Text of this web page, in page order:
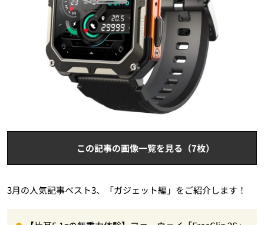
この記事の画像一覧を見る（7枚）
3月の人気記事ベスト3、「ガジェット編」をご紹介します！